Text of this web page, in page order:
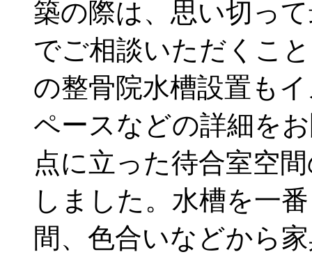
築の際は、思い切っ
でご相談いただくこ
の整骨院水槽設置も
ペースなどの詳細を
点に立った待合室空
しました。水槽を一
間、色合いなどから